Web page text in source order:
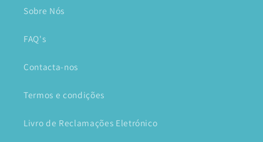
Sobre Nós
FAQ's
Contacta-nos
Termos e condições
Livro de Reclamações Eletrónico